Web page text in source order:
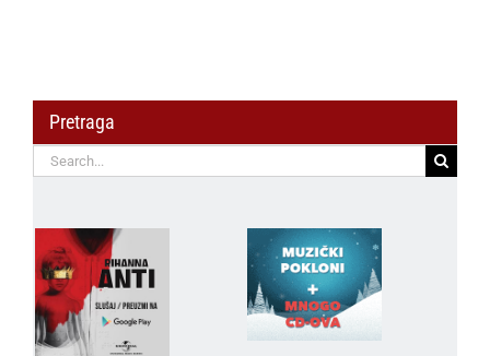
Pretraga
Search
for: